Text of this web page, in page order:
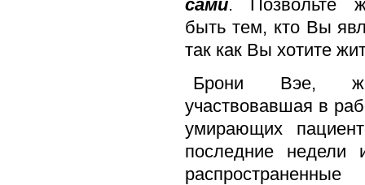
сами. Позвольте
быть тем, кто Вы
так как Вы хотите
Брони Вэе,
участвовавшая в
умирающих
последние